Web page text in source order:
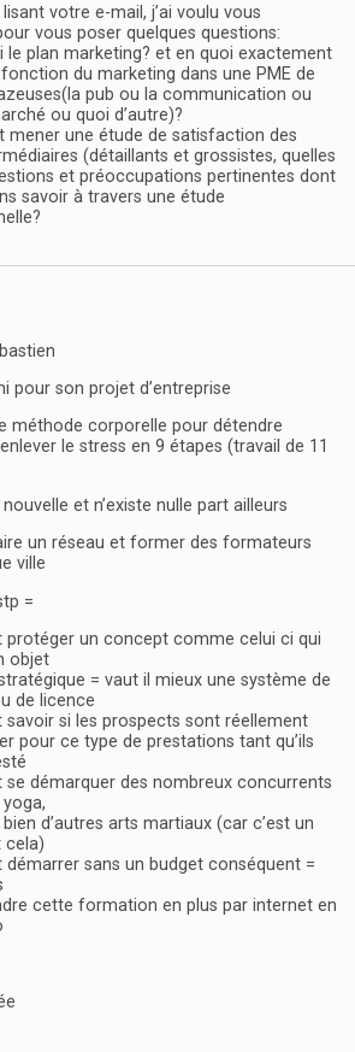
votre e-mail, j’ai voulu vous
vous poser quelques questions:
le plan marketing? et en quoi exactement
du marketing dans une PME de
pub ou la communication ou
ou quoi d’autre)?
mener une étude de satisfaction des
(détaillants et grossistes, quelles
et préoccupations pertinentes dont
savoir à travers une étude
pour son projet d’entreprise
méthode corporelle pour détendre
le stress en 9 étapes (travail de 11
et n’existe nulle part ailleurs
un réseau et former des formateurs
ville
=
un concept comme celui ci qui
objet
= vaut il mieux une système de
de licence
si les prospects sont réellement
pour ce type de prestations tant qu’ils
démarquer des nombreux concurrents
d’autres arts martiaux (car c’est un
cela)
sans un budget conséquent =
cette formation en plus par internet en